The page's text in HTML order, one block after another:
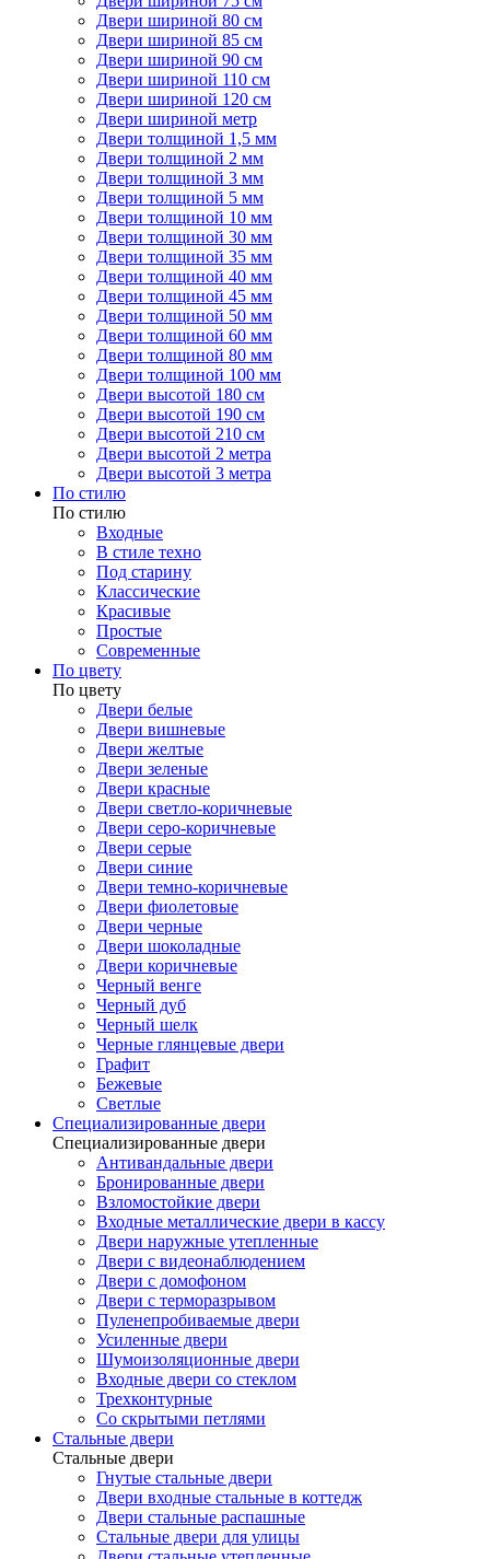
Двери шириной 80 см
Двери шириной 85 см
Двери шириной 90 см
Двери шириной 110 см
Двери шириной 120 см
Двери шириной метр
Двери толщиной 1,5 мм
Двери толщиной 2 мм
Двери толщиной 3 мм
Двери толщиной 5 мм
Двери толщиной 10 мм
Двери толщиной 30 мм
Двери толщиной 35 мм
Двери толщиной 40 мм
Двери толщиной 45 мм
Двери толщиной 50 мм
Двери толщиной 60 мм
Двери толщиной 80 мм
Двери толщиной 100 мм
Двери высотой 180 см
Двери высотой 190 см
Двери высотой 210 см
Двери высотой 2 метра
Двери высотой 3 метра
По стилю
По стилю
Входные
В стиле техно
Под старину
Классические
Красивые
Простые
Современные
По цвету
По цвету
Двери белые
Двери вишневые
Двери желтые
Двери зеленые
Двери красные
Двери светло-коричневые
Двери серо-коричневые
Двери серые
Двери синие
Двери темно-коричневые
Двери фиолетовые
Двери черные
Двери шоколадные
Двери коричневые
Черный венге
Черный дуб
Черный шелк
Черные глянцевые двери
Графит
Бежевые
Светлые
Специализированные двери
Специализированные двери
Антивандальные двери
Бронированные двери
Взломостойкие двери
Входные металлические двери в кассу
Двери наружные утепленные
Двери с видеонаблюдением
Двери с домофоном
Двери с терморазрывом
Пуленепробиваемые двери
Усиленные двери
Шумоизоляционные двери
Входные двери со стеклом
Трехконтурные
Со скрытыми петлями
Стальные двери
Стальные двери
Гнутые стальные двери
Двери входные стальные в коттедж
Двери стальные распашные
Стальные двери для улицы